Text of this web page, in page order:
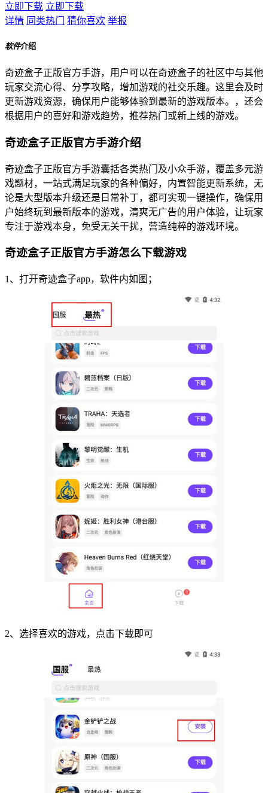
立即下载 立即下载
详情 同类热门 猜你喜欢 举报
软件介绍
奇迹盒子正版官方手游，用户可以在奇迹盒子的社区中与其他
玩家交流心得、分享攻略，增加游戏的社交乐趣。这里会及时
更新游戏资源，确保用户能够体验到最新的游戏版本。，还会
根据用户的喜好和游戏趋势，推荐热门或新上线的游戏。
奇迹盒子正版官方手游介绍
奇迹盒子正版官方手游囊括各类热门及小众手游，覆盖多元游
戏题材，一站式满足玩家的各种偏好，内置智能更新系统，无
论是大型版本升级还是日常补丁，都可实现一键操作，确保用
户始终玩到最新版本的游戏，清爽无广告的用户体验，让玩家
专注于游戏本身，免受无关干扰，营造纯粹的游戏环境。
奇迹盒子正版官方手游怎么下载游戏
1、打开奇迹盒子app，软件内如图；
2、选择喜欢的游戏，点击下载即可